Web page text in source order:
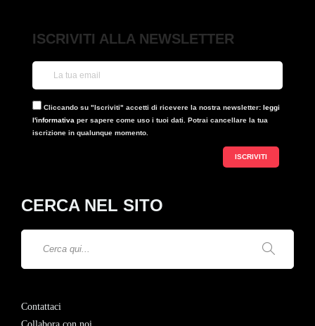
ISCRIVITI ALLA NEWSLETTER
Cliccando su "Iscriviti" accetti di ricevere la nostra newsletter: leggi
l'informativa per sapere come uso i tuoi dati. Potrai cancellare la tua
iscrizione in qualunque momento.
CERCA NEL SITO
Contattaci